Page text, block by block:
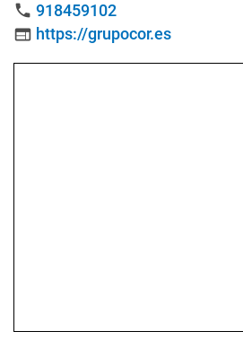
phone 918459102
web https://grupocor.es